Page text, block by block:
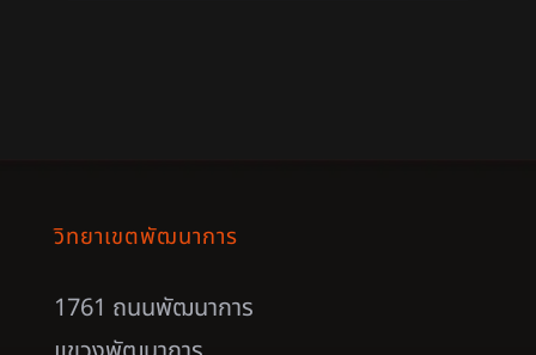
วิทยาเขตพัฒนาการ
1761 ถนนพัฒนาการ